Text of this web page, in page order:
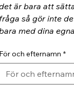
är bara att
så gör inte
med dina
och efternamn *